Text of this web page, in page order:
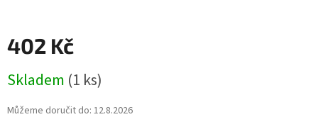
402 Kč
cena:
Skladem (1 ks)
Můžeme doručit do: 12.8.2026